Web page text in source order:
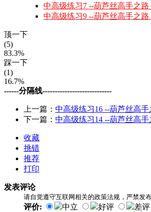
中高级练习7 --葫芦丝高手之路
中高级练习9 --葫芦丝高手之路
顶一下
(5)
83.3%
踩一下
(1)
16.7%
------分隔线----------------------------
上一篇： 中高级练习16 --葫芦丝高
下一篇： 中高级练习14 --葫芦丝高
收藏
挑错
推荐
打印
发表评论
请自觉遵守互联网相关的政策法规，严禁发
评价: 中立 好评
差评